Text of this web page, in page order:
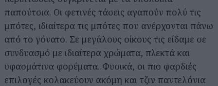
παπούτσια. Οι φετινές τάσεις αγαπούν πολύ τις
μπότες, ιδιαίτερα τις μπότες που ανέρχονται πάνω
από το γόνατο. Σε μεγάλους οίκους τις είδαμε σε
συνδυασμό με ιδιαίτερα χρώματα, πλεκτά και
υφασμάτινα φορέματα. Φυσικά, οι πιο φαρδιές
επιλογές κολακεύουν ακόμη και τζιν παντελόνια